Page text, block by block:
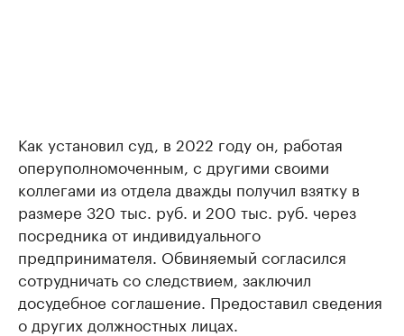
Как установил суд, в 2022 году он, работая
оперуполномоченным, с другими своими
коллегами из отдела дважды получил взятку в
размере 320 тыс. руб. и 200 тыс. руб. через
посредника от индивидуального
предпринимателя. Обвиняемый согласился
сотрудничать со следствием, заключил
досудебное соглашение. Предоставил сведения
о других должностных лицах.